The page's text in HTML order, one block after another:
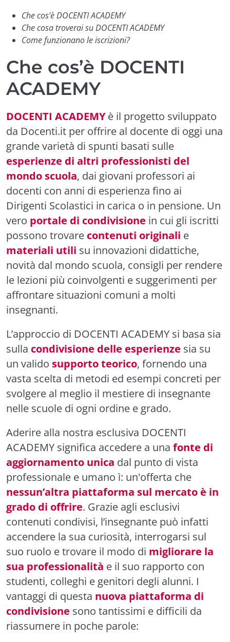
Che cos’è DOCENTI ACADEMY
Che cosa troverai su DOCENTI ACADEMY
Come funzionano le iscrizioni?
Che cos’è DOCENTI
ACADEMY
DOCENTI ACADEMYè il progetto sviluppato
da Docenti.it per offrire al docente di oggi una
grande varietà di spunti basati sulle
esperienze di altri professionisti del
mondo scuola, dai giovani professori ai
docenti con anni di esperienza fino ai
Dirigenti Scolastici in carica o in pensione. Un
vero portale di condivisione in cui gli iscritti
possono trovare contenuti originali e
materiali utili su innovazioni didattiche,
novità dal mondo scuola, consigli per rendere
le lezioni più coinvolgenti e suggerimenti per
affrontare situazioni comuni a molti
insegnanti.
L’approccio di DOCENTI ACADEMY si basa sia
sulla condivisione delle esperienze sia su
un valido supporto teorico, fornendo una
vasta scelta di metodi ed esempi concreti per
svolgere al meglio il mestiere di insegnante
nelle scuole di ogni ordine e grado.
Aderire alla nostra esclusiva DOCENTI
ACADEMY significa accedere a una fonte di
aggiornamento unica dal punto di vista
professionale e umano ì: un'offerta che
nessun’altra piattaforma sul mercato è in
grado di offrire. Grazie agli esclusivi
contenuti condivisi, l’insegnante può infatti
accendere la sua curiosità, interrogarsi sul
suo ruolo e trovare il modo di migliorare la
sua professionalità e il suo rapporto con
studenti, colleghi e genitori degli alunni. I
vantaggi di questa nuova piattaforma di
condivisione sono tantissimi e difficili da
riassumere in poche parole: